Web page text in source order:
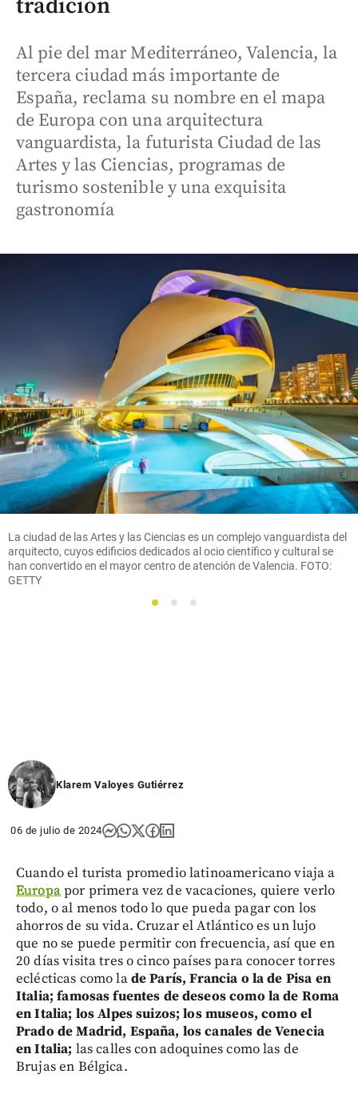
tradición
Al pie del mar Mediterráneo, Valencia, la
tercera ciudad más importante de
España, reclama su nombre en el mapa
de Europa con una arquitectura
vanguardista, la futurista Ciudad de las
Artes y las Ciencias, programas de
turismo sostenible y una exquisita
gastronomía
La ciudad de las Artes y las Ciencias es un complejo vanguardista del
arquitecto, cuyos edificios dedicados al ocio científico y cultural se
han convertido en el mayor centro de atención de Valencia. FOTO:
GETTY
1 2 3
Klarem Valoyes Gutiérrez
06 de julio de 2024
Cuando el turista promedio latinoamericano viaja a
Europapor primera vez de vacaciones, quiere verlo
todo, o al menos todo lo que pueda pagar con los
ahorros de su vida. Cruzar el Atlántico es un lujo
que no se puede permitir con frecuencia, así que en
20 días visita tres o cinco países para conocer torres
eclécticas como lade París, Francia o la de Pisa en
Italia; famosas fuentes de deseos como la de Roma
en Italia; los Alpes suizos; los museos, como el
Prado de Madrid, España, los canales de Venecia
en Italia; las calles con adoquines como las de
Brujas en Bélgica.